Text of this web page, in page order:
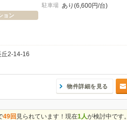
ョン
駐車場 あり(6,600円/台)
丘2-14-16
物件詳細を見る
49回 見られています！現在1人が検討中です。